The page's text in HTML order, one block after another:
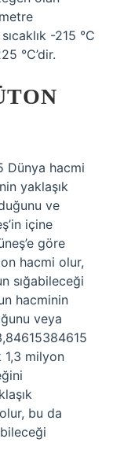
-215 °C
°C’dir.
Dünya hacmi
yaklaşık
ve
içine
göre
hacmi olur,
sığabileceği
hacminin
veya
1,3 milyon
bu da